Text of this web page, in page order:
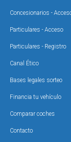
Concesionarios -
Particulares - Acceso
Particulares - Registro
Canal Ético
Bases legales sorteo
Financia tu vehículo
Comparar coches
Contacto